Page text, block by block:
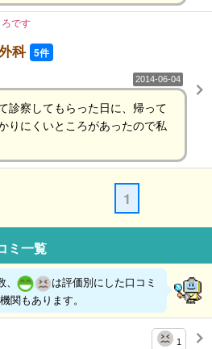
です
科 5件
2014-06-04
診察してもらった日に、帰って
りにくいところがあったので私
1
ミ一覧
は評価別にした口コミ
関もあります。
1